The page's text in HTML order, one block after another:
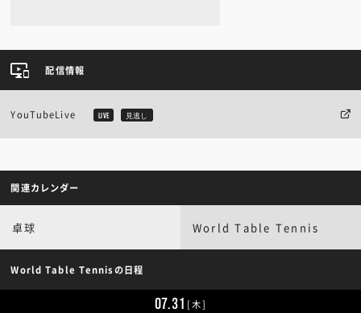
配信情報
YouTubeLive LIVE 見逃し
関連カレンダー
卓球 World Table Tennis
World Table Tennisの日程
07.31 [木]